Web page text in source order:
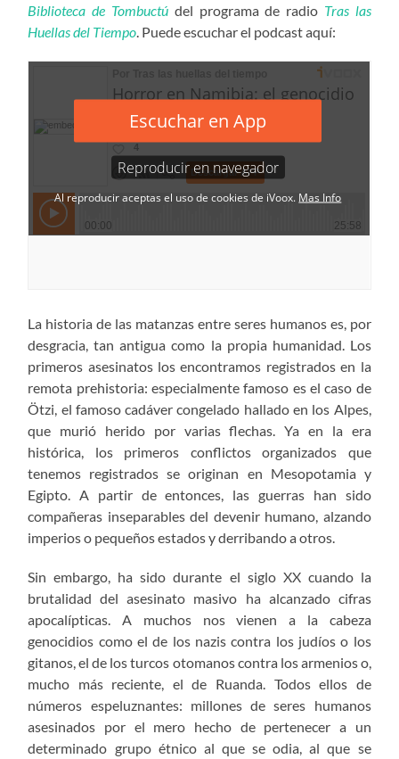
Biblioteca de Tombuctúdel programa de radio Tras las
Huellas del Tiempo. Puede escuchar el podcast aquí:
La historia de las matanzas entre seres humanos es, por
desgracia, tan antigua como la propia humanidad. Los
primeros asesinatos los encontramos registrados en la
remota prehistoria: especialmente famoso es el caso de
Ötzi, el famoso cadáver congelado hallado en los Alpes,
que murió herido por varias flechas. Ya en la era
histórica, los primeros conflictos organizados que
tenemos registrados se originan en Mesopotamia y
Egipto. A partir de entonces, las guerras han sido
compañeras inseparables del devenir humano, alzando
imperios o pequeños estados y derribando a otros.
Sin embargo, ha sido durante el siglo XX cuando la
brutalidad del asesinato masivo ha alcanzado cifras
apocalípticas. A muchos nos vienen a la cabeza
genocidios como el de los nazis contra los judíos o los
gitanos, el de los turcos otomanos contra los armenios o,
mucho más reciente, el de Ruanda. Todos ellos de
números espeluznantes: millones de seres humanos
asesinados por el mero hecho de pertenecer a un
determinado grupo étnico al que se odia, al que se